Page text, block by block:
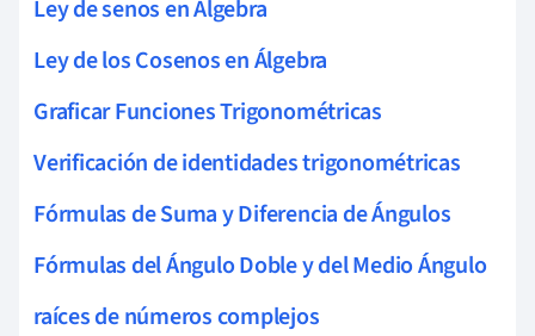
Ley de senos en Álgebra
Ley de los Cosenos en Álgebra
Graficar Funciones Trigonométricas
Verificación de identidades trigonométricas
Fórmulas de Suma y Diferencia de Ángulos
Fórmulas del Ángulo Doble y del Medio Ángulo
raíces de números complejos